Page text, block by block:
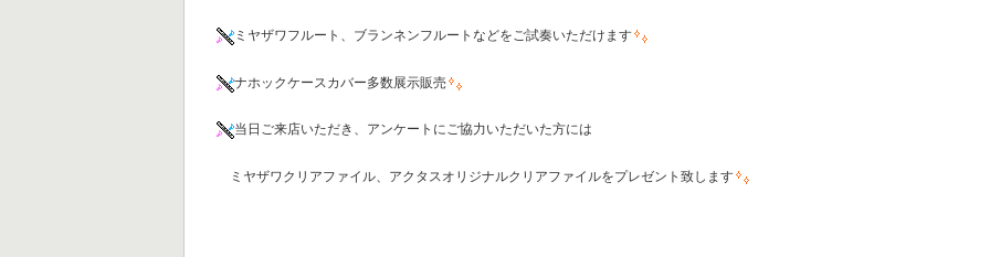
ミヤザワフルート、ブランネンフルートなどをご試奏いただけます
ナホックケースカバー多数展示販売
当日ご来店いただき、アンケートにご協力いただいた方には
ミヤザワクリアファイル、アクタスオリジナルクリアファイルをプレゼント致します